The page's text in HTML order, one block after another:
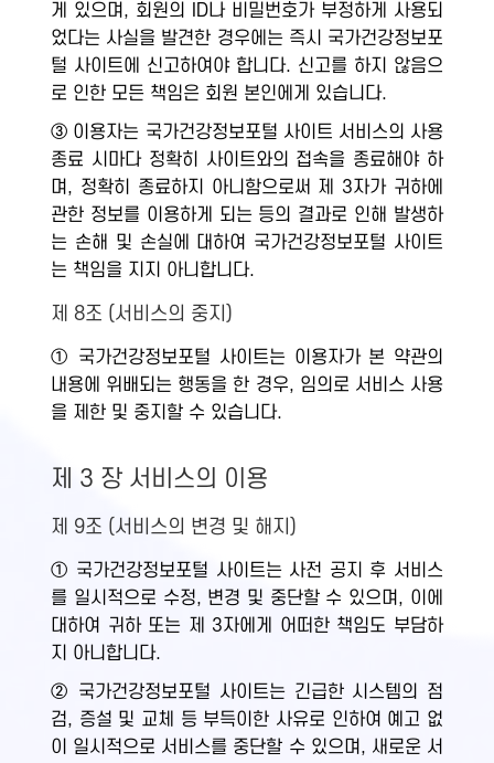
게 있으며, 회원의 ID나 비밀번호가 부정하게 사용되
었다는 사실을 발견한 경우에는 즉시 국가건강정보포
털 사이트에 신고하여야 합니다. 신고를 하지 않음으
로 인한 모든 책임은 회원 본인에게 있습니다.
③ 이용자는 국가건강정보포털 사이트 서비스의 사용
종료 시마다 정확히 사이트와의 접속을 종료해야 하
며, 정확히 종료하지 아니함으로써 제 3자가 귀하에
관한 정보를 이용하게 되는 등의 결과로 인해 발생하
는 손해 및 손실에 대하여 국가건강정보포털 사이트
는 책임을 지지 아니합니다.
제 8조 (서비스의 중지)
① 국가건강정보포털 사이트는 이용자가 본 약관의
내용에 위배되는 행동을 한 경우, 임의로 서비스 사용
을 제한 및 중지할 수 있습니다.
제 3 장 서비스의 이용
제 9조 (서비스의 변경 및 해지)
① 국가건강정보포털 사이트는 사전 공지 후 서비스
를 일시적으로 수정, 변경 및 중단할 수 있으며, 이에
대하여 귀하 또는 제 3자에게 어떠한 책임도 부담하
지 아니합니다.
② 국가건강정보포털 사이트는 긴급한 시스템의 점
검, 증설 및 교체 등 부득이한 사유로 인하여 예고 없
이 일시적으로 서비스를 중단할 수 있으며, 새로운 서